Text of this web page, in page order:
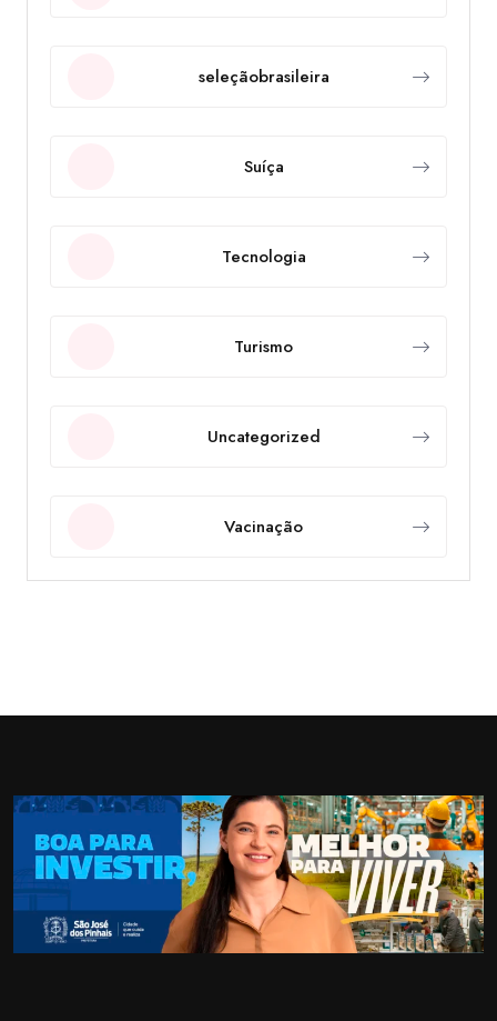
seleçãobrasileira
Suíça
Tecnologia
Turismo
Uncategorized
Vacinação